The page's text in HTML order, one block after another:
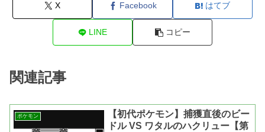
X Facebook はてブ
LINE コピー
関連記事
ポケモン
【初代ポケモン】捕獲直後のビー
ドル VS ワタルのハクリュー【第